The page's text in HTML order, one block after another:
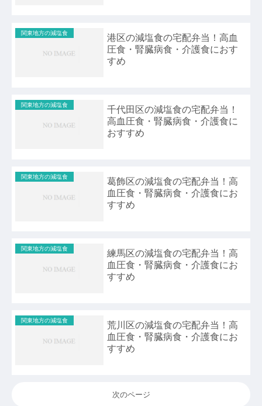
関東地方の減塩食
港区の減塩食の宅配弁当！高血
圧食・腎臓病食・介護食におす
すめ
関東地方の減塩食
千代田区の減塩食の宅配弁当！
高血圧食・腎臓病食・介護食に
おすすめ
関東地方の減塩食
葛飾区の減塩食の宅配弁当！高
血圧食・腎臓病食・介護食にお
すすめ
関東地方の減塩食
練馬区の減塩食の宅配弁当！高
血圧食・腎臓病食・介護食にお
すすめ
関東地方の減塩食
荒川区の減塩食の宅配弁当！高
血圧食・腎臓病食・介護食にお
すすめ
次のページ